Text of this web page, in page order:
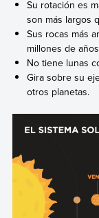
Su rotación es
son más largos
Sus rocas más
millones de
No tiene lunas
Gira sobre su
otros planetas.